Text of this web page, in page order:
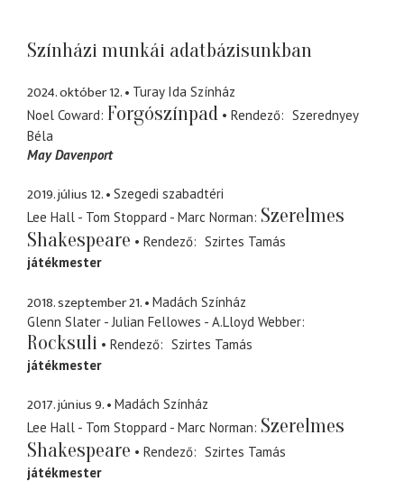
Színházi munkái adatbázisunkban
2024. október 12.
Turay Ida Színház
Noel Coward Forgószínpad Rendező
Szerednyey
Béla
May Davenport
2019. július 12.
Szegedi szabadtéri
Lee Hall - Tom Stoppard - Marc Norman Szerelmes
Shakespeare
Rendező
Szirtes Tamás
játékmester
2018. szeptember 21.
Madách Színház
Glenn Slater - Julian Fellowes - A.Lloyd Webber
Rocksuli Rendező
Szirtes Tamás
játékmester
2017. június 9.
Madách Színház
Lee Hall - Tom Stoppard - Marc Norman Szerelmes
Shakespeare
Rendező
Szirtes Tamás
játékmester